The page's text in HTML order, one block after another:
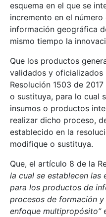
esquema en el que se
incremento en el
información geográfica
mismo tiempo la
Que los productos
validados y oficializados
Resolución 1503 de
o sustituya, para lo cual
insumos o productos
realizar dicho proceso,
establecido en la
modifique o sustituya.
Que, el artículo 8 de la
la cual se establecen las
para los productos de
procesos de formación
enfoque multipropósito”